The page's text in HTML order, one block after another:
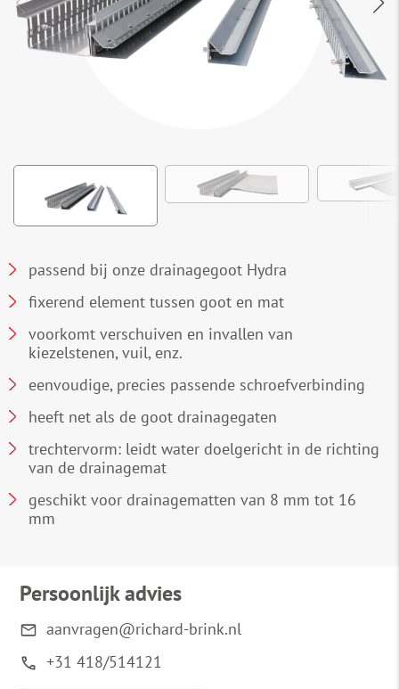
passend bij onze drainagegoot Hydra
fixerend element tussen goot en mat
voorkomt verschuiven en invallen van
kiezelstenen, vuil, enz.
eenvoudige, precies passende schroefverbinding
heeft net als de goot drainagegaten
trechtervorm: leidt water doelgericht in de richting
van de drainagemat
geschikt voor drainagematten van 8 mm tot 16
mm
Persoonlijk advies
aanvragen@richard-brink.nl
+31 418/514121